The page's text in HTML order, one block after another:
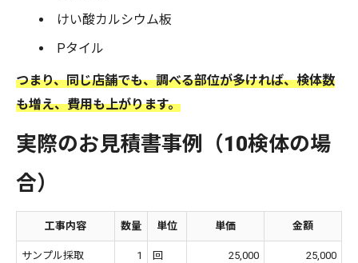
けい酸カルシウム板
Pタイル
つまり、同じ店舗でも、調べる部位が多ければ、検体数
も増え、費用も上がります。
実際のお見積書事例（10検体の場
合）
工事内容 数量 単位 単価 金額
サンプル採取 1 回 25,000 25,000